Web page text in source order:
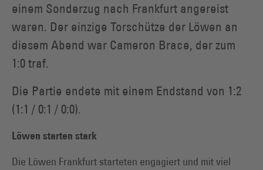
einem Sonderzug nach Frankfurt angereist
waren. Der einzige Torschütze der Löwen an
diesem Abend war Cameron Brace, der zum
1:0 traf.
Die Partie endete mit einem Endstand von 1:2
(1:1 / 0:1 / 0:0).
Löwen starten stark
Die Löwen Frankfurt starteten engagiert und mit viel